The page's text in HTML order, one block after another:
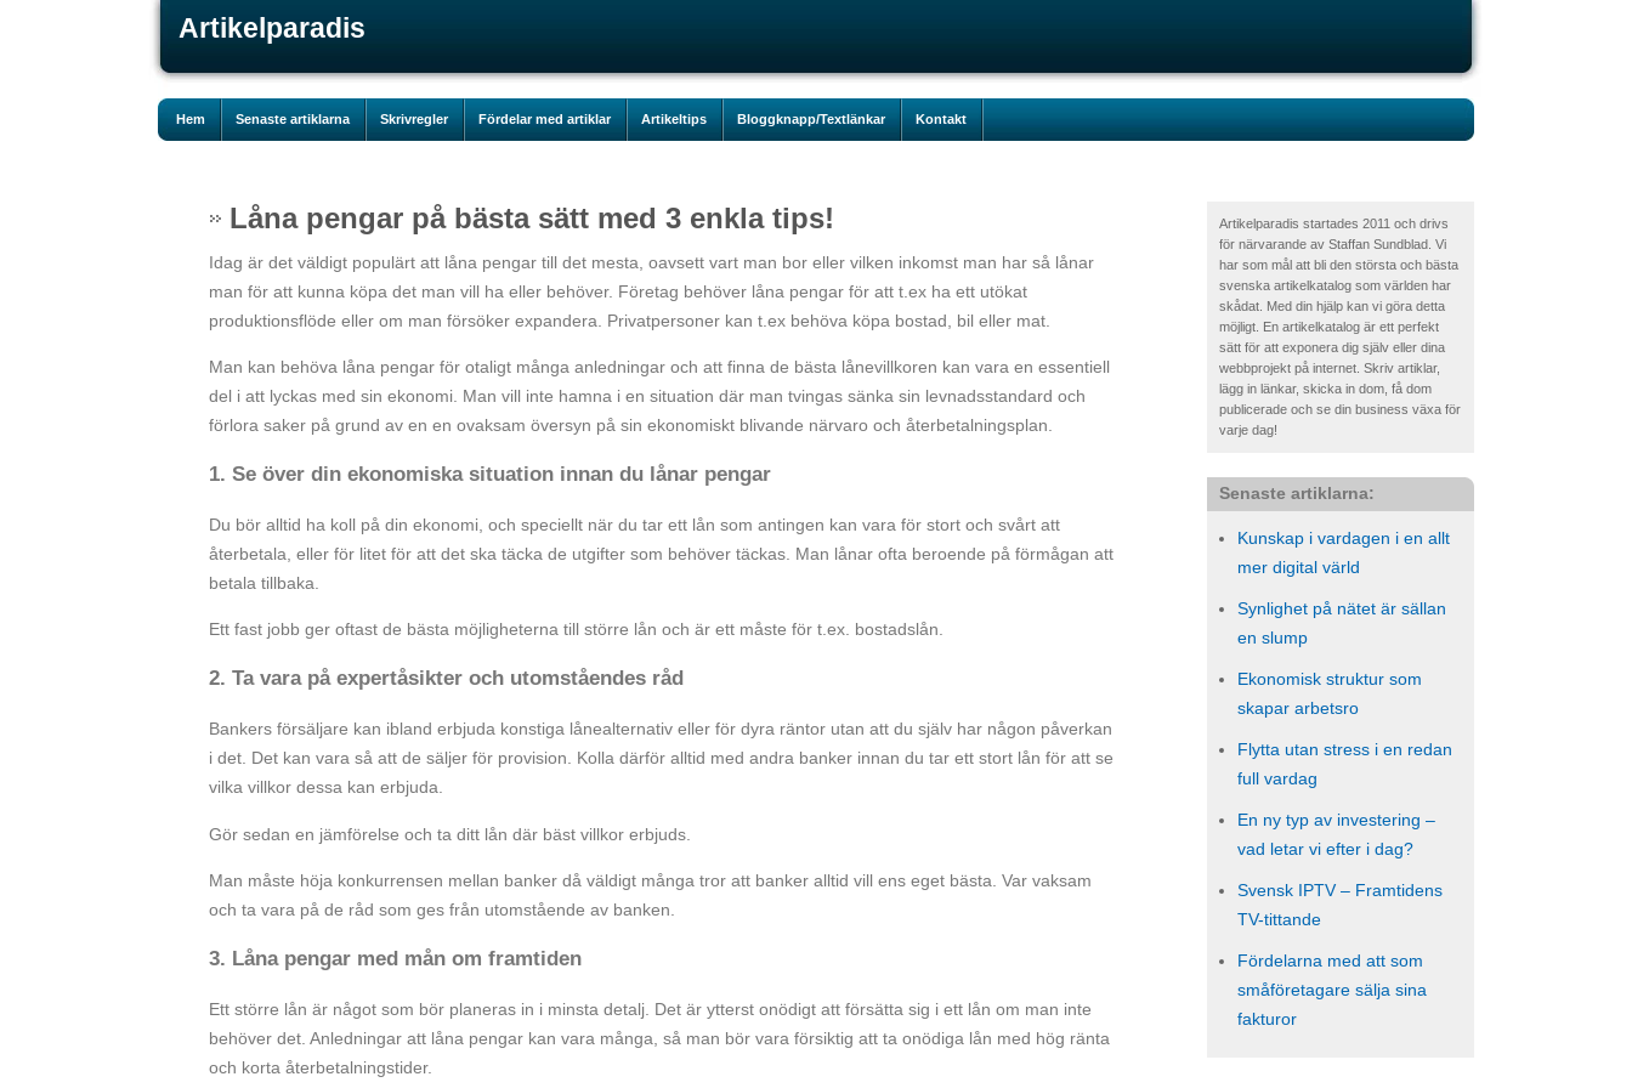
Artikelparadis
Hem Senaste artiklarna Skrivregler Fördelar med artiklar Artikeltips Bloggknapp/Textlänkar Kontakt
Artikelparadis startades 2011 och drivs
för närvarande av Staffan Sundblad. Vi
har som mål att bli den största och bästa
svenska artikelkatalog som världen har
skådat. Med din hjälp kan vi göra detta
möjligt. En artikelkatalog är ett perfekt
sätt för att exponera dig själv eller dina
webbprojekt på internet. Skriv artiklar,
lägg in länkar, skicka in dom, få dom
publicerade och se din business växa för
varje dag!
Senaste artiklarna:
Kunskap i vardagen i en allt
mer digital värld
Synlighet på nätet är sällan
en slump
Ekonomisk struktur som
skapar arbetsro
Flytta utan stress i en redan
full vardag
En ny typ av investering –
vad letar vi efter i dag?
Svensk IPTV – Framtidens
TV-tittande
Fördelarna med att som
småföretagare sälja sina
fakturor
Låna pengar på bästa sätt med 3 enkla tips!
Idag är det väldigt populärt att låna pengar till det mesta, oavsett vart man bor eller vilken inkomst man har så lånar
man för att kunna köpa det man vill ha eller behöver. Företag behöver låna pengar för att t.ex ha ett utökat
produktionsflöde eller om man försöker expandera. Privatpersoner kan t.ex behöva köpa bostad, bil eller mat.
Man kan behöva låna pengar för otaligt många anledningar och att finna de bästa lånevillkoren kan vara en essentiell
del i att lyckas med sin ekonomi. Man vill inte hamna i en situation där man tvingas sänka sin levnadsstandard och
förlora saker på grund av en en ovaksam översyn på sin ekonomiskt blivande närvaro och återbetalningsplan.
1. Se över din ekonomiska situation innan du lånar pengar
Du bör alltid ha koll på din ekonomi, och speciellt när du tar ett lån som antingen kan vara för stort och svårt att
återbetala, eller för litet för att det ska täcka de utgifter som behöver täckas. Man lånar ofta beroende på förmågan att
betala tillbaka.
Ett fast jobb ger oftast de bästa möjligheterna till större lån och är ett måste för t.ex. bostadslån.
2. Ta vara på expertåsikter och utomståendes råd
Bankers försäljare kan ibland erbjuda konstiga lånealternativ eller för dyra räntor utan att du själv har någon påverkan
i det. Det kan vara så att de säljer för provision. Kolla därför alltid med andra banker innan du tar ett stort lån för att se
vilka villkor dessa kan erbjuda.
Gör sedan en jämförelse och ta ditt lån där bäst villkor erbjuds.
Man måste höja konkurrensen mellan banker då väldigt många tror att banker alltid vill ens eget bästa. Var vaksam
och ta vara på de råd som ges från utomstående av banken.
3. Låna pengar med mån om framtiden
Ett större lån är något som bör planeras in i minsta detalj. Det är ytterst onödigt att försätta sig i ett lån om man inte
behöver det. Anledningar att låna pengar kan vara många, så man bör vara försiktig att ta onödiga lån med hög ränta
och korta återbetalningstider.